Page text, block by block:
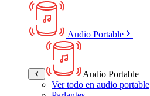
Audio Portable
Audio Portable
Ver todo en audio portable